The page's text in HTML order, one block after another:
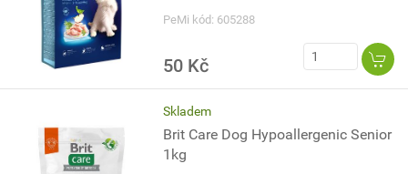
PeMi kód: 605288
50 Kč
Skladem
Brit Care Dog Hypoallergenic Senior
1kg